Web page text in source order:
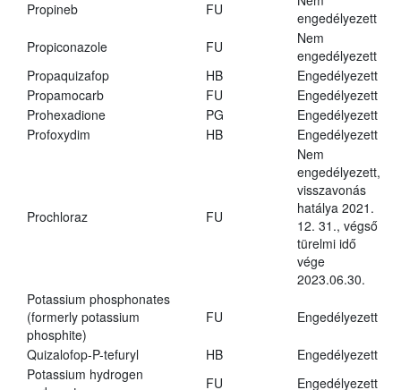
Propineb
FU
engedélyezett
Propiconazole
FU
Nem
engedélyezett
Propaquizafop
HB
Engedélyezett
Propamocarb
FU
Engedélyezett
Prohexadione
PG
Engedélyezett
Profoxydim
HB Engedélyezett
Prochloraz FU
Nem
engedélyezett,
visszavonás
hatálya 2021.
12. 31., végső
türelmi idő
vége
2023.06.30.
Potassium phosphonates
(formerly potassium
phosphite)
FU Engedélyezett
Quizalofop-P-tefuryl HB
Engedélyezett
Potassium hydrogen
FU Engedélyezett